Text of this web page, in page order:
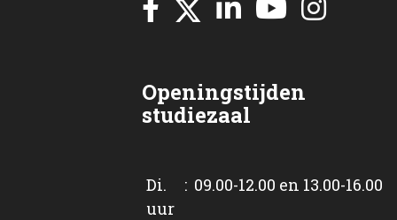
Openingstijden
studiezaal
Di. : 09.00-12.00 en 13.00-16.00
uur